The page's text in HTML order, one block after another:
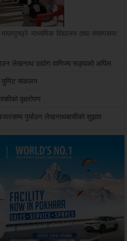
माध्यमिक विद्यालय तथा क्याम्पसमा
लेखनाथ उद्योग वाणिज्य सङ्घको अपिल
युनिट संकलन
वृक्षरोपण
पुर्याउन लेखनाथबासीको सुझाव